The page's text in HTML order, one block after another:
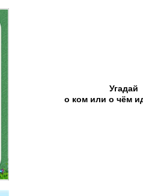
Угадай
о ком или о чём